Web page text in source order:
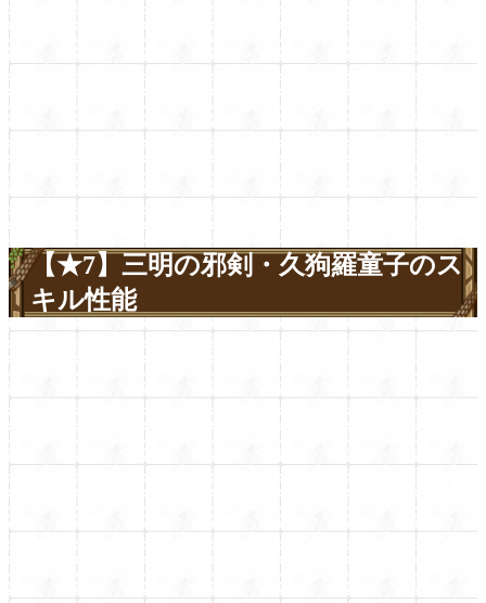
【★7】三明の邪剣・久狗羅童子のス
キル性能